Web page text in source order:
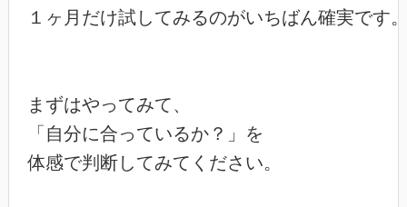
１ヶ月だけ試してみるのがいちばん確実です
まずはやってみて、
「自分に合っているか？」を
体感で判断してみてください。